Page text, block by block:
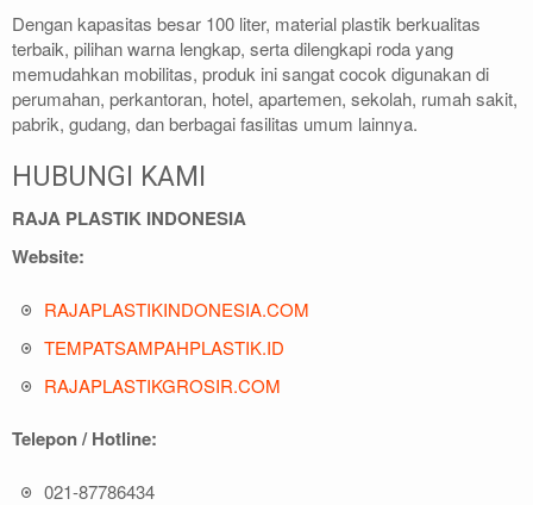
Dengan kapasitas besar 100 liter, material plastik berkualitas
terbaik, pilihan warna lengkap, serta dilengkapi roda yang
memudahkan mobilitas, produk ini sangat cocok digunakan di
perumahan, perkantoran, hotel, apartemen, sekolah, rumah sakit,
pabrik, gudang, dan berbagai fasilitas umum lainnya.
HUBUNGI KAMI
RAJA PLASTIK INDONESIA
Website:
RAJAPLASTIKINDONESIA.COM
TEMPATSAMPAHPLASTIK.ID
RAJAPLASTIKGROSIR.COM
Telepon / Hotline:
021-87786434